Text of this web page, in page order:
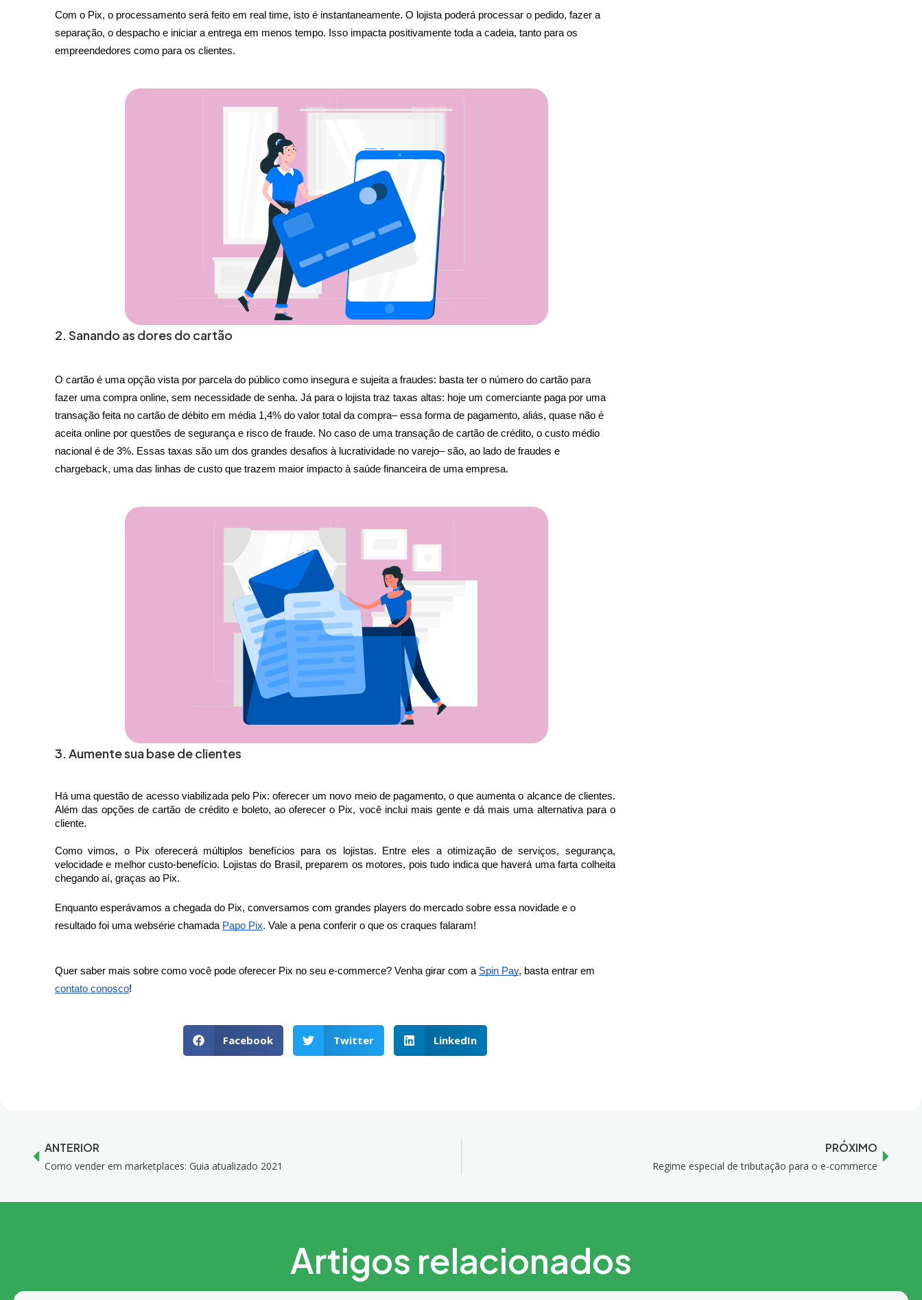
Com o Pix, o processamento será feito em real time, isto é instantaneamente. O lojista poderá processar o pedido, fazer a
separação, o despacho e iniciar a entrega em menos tempo. Isso impacta positivamente toda a cadeia, tanto para os
empreendedores como para os clientes.
2. Sanando as dores do cartão
O cartão é uma opção vista por parcela do público como insegura e sujeita a fraudes: basta ter o número do cartão para
fazer uma compra online, sem necessidade de senha. Já para o lojista traz taxas altas: hoje um comerciante paga por uma
transação feita no cartão de débito em média 1,4% do valor total da compra– essa forma de pagamento, aliás, quase não é
aceita online por questões de segurança e risco de fraude. No caso de uma transação de cartão de crédito, o custo médio
nacional é de 3%. Essas taxas são um dos grandes desafios à lucratividade no varejo– são, ao lado de fraudes e
chargeback, uma das linhas de custo que trazem maior impacto à saúde financeira de uma empresa.
3. Aumente sua base de clientes
Há uma questão de acesso viabilizada pelo Pix: oferecer um novo meio de pagamento, o que aumenta o alcance de clientes.
Além das opções de cartão de crédito e boleto, ao oferecer o Pix, você inclui mais gente e dá mais uma alternativa para o
cliente.
Como vimos, o Pix oferecerá múltiplos benefícios para os lojistas. Entre eles a otimização de serviços, segurança,
velocidade e melhor custo-benefício. Lojistas do Brasil, preparem os motores, pois tudo indica que haverá uma farta colheita
chegando aí, graças ao Pix.
Enquanto esperávamos a chegada do Pix, conversamos com grandes players do mercado sobre essa novidade e o
resultado foi uma websérie chamada Papo Pix. Vale a pena conferir o que os craques falaram!
Quer saber mais sobre como você pode oferecer Pix no seu e-commerce? Venha girar com a Spin Pay
contato conosco!
Facebook Twitter LinkedIn
ANTERIOR
Como vender em marketplaces: Guia atualizado 2021
PRÓXIMO
Regime especial de tributação para o e-commerce
Artigos relacionados